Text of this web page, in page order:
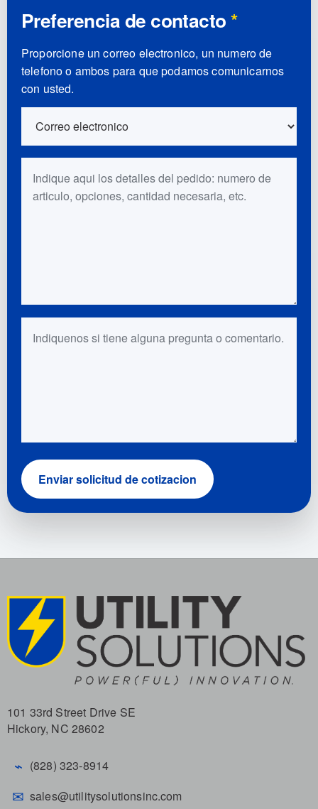
Preferencia de contacto*
Proporcione un correo electronico, un numero de
telefono o ambos para que podamos comunicarnos
con usted.
Enviar solicitud de cotizacion
101 33rd Street Drive SE
Hickory, NC 28602
⌁ (828) 323-8914
✉ sales@utilitysolutionsinc.com